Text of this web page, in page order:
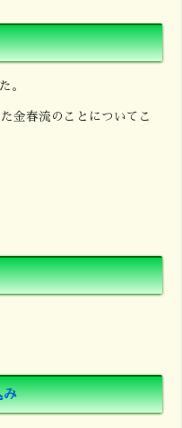
。
金春流のことについてこ
み